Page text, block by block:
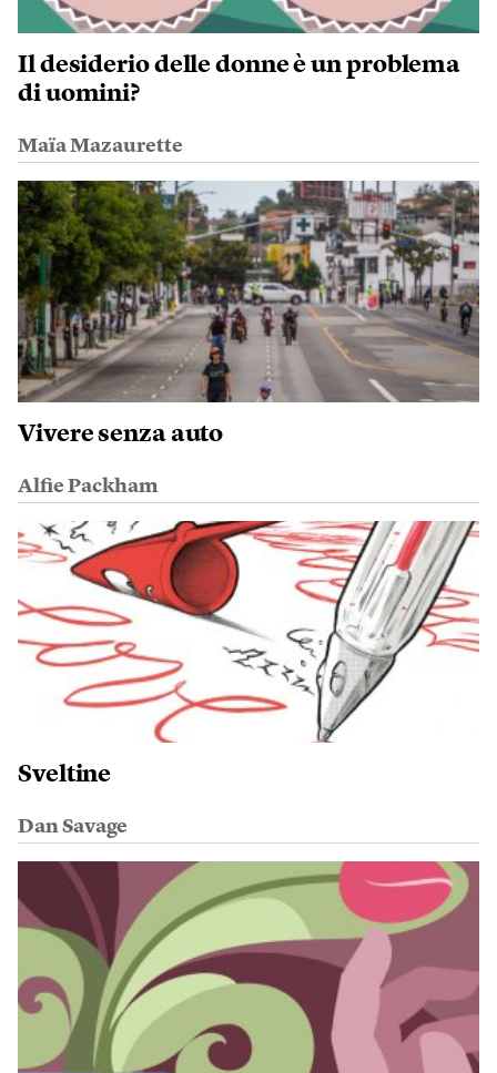
Il desiderio delle donne è un problema
di uomini?
Maïa Mazaurette
Vivere senza auto
Alfie Packham
Sveltine
Dan Savage